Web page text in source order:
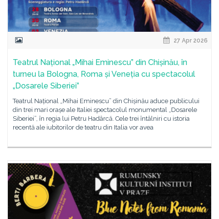
27 Apr 2026
Teatrul Național „Mihai Eminescu” din Chișinău, în
turneu la Bologna, Roma și Veneția cu spectacolul
„Dosarele Siberiei”
Teatrul Național „Mihai Eminescu” din Chișinău aduce publicului
din trei mari orașe ale Italiei spectacolul monumental „Dosarele
Siberiei”, în regia lui Petru Hadârcă. Cele trei întâlniri cu istoria
recentă ale iubitorilor de teatru din Italia vor avea